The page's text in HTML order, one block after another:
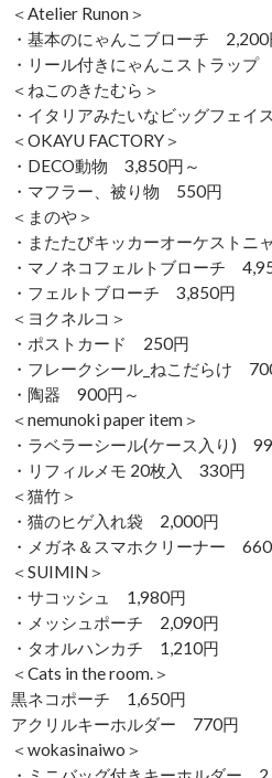
＜Atelier Runon＞
・基本のにゃんこブローチ 2,200
・リール付きにゃんこストラッ
＜ねこのきたむら＞
・イタリアみたいなビッグフェ
＜OKAYU FACTORY＞
・DECO動物 3,850円～
・マフラー、被り物 550円
＜まのや＞
・またたびキッカーオーケスト
・マノネコフェルトブローチ
・フェルトブローチ 3,850円
＜ヨクネルコ＞
・ポストカード 250円
・フレークシール_ねこだらけ
・陶器 900円～
＜nemunoki paper item＞
・ラベラーシール(ケース入り)
・リフィルメモ 20枚入 330円
＜猫竹＞
・猫のヒゲ入れ袋 2,000円
・メガネ＆スマホクリーナー
＜SUIMIN＞
・サコッシュ 1,980円
・メッシュポーチ 2,090円
・タオルハンカチ 1,210円
＜Cats in the room.＞
黒ネコポーチ 1,650円
アクリルキーホルダー 770円
＜wokasinaiwo＞